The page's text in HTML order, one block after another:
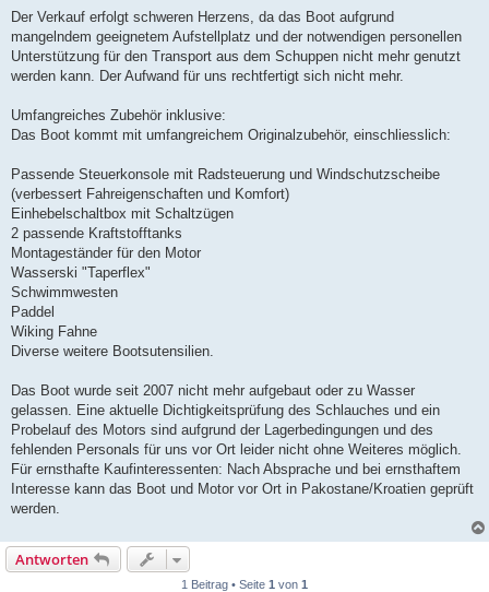
Der Verkauf erfolgt schweren Herzens, da das Boot aufgrund
mangelndem geeignetem Aufstellplatz und der notwendigen personellen
Unterstützung für den Transport aus dem Schuppen nicht mehr genutzt
werden kann. Der Aufwand für uns rechtfertigt sich nicht mehr.
Umfangreiches Zubehör inklusive:
Das Boot kommt mit umfangreichem Originalzubehör, einschliesslich:
Passende Steuerkonsole mit Radsteuerung und Windschutzscheibe
(verbessert Fahreigenschaften und Komfort)
Einhebelschaltbox mit Schaltzügen
2 passende Kraftstofftanks
Montageständer für den Motor
Wasserski "Taperflex"
Schwimmwesten
Paddel
Wiking Fahne
Diverse weitere Bootsutensilien.
Das Boot wurde seit 2007 nicht mehr aufgebaut oder zu Wasser
gelassen. Eine aktuelle Dichtigkeitsprüfung des Schlauches und ein
Probelauf des Motors sind aufgrund der Lagerbedingungen und des
fehlenden Personals für uns vor Ort leider nicht ohne Weiteres möglich.
Für ernsthafte Kaufinteressenten: Nach Absprache und bei ernsthaftem
Interesse kann das Boot und Motor vor Ort in Pakostane/Kroatien geprüft
werden.
Antworten
1 Beitrag • Seite 1 von 1